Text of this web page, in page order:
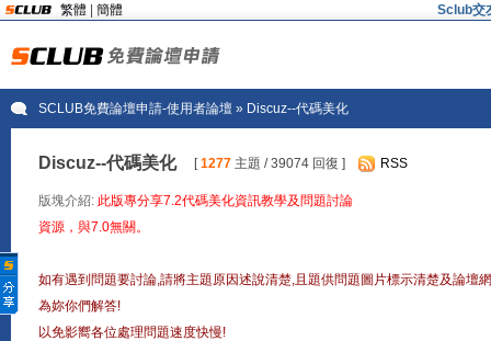
繁體 簡體 Sclub交
SCLUB免費論壇申請-使用者論壇» Discuz--代碼美化
Discuz--代碼美化 [1277主題 / 39074 回復 ] RSS
版塊介紹: 此版專分享7.2代碼美化資訊教學及問題討論
資源，與7.0無關。
如有遇到問題要討論,請將主題原因述說清楚,且題供問題圖片標示清楚及論壇
為妳你們解答!
以免影嚮各位處理問題速度快慢!